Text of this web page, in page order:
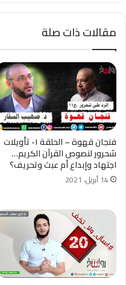
مقالات ذات صلة
فنجان قهوة – الحلقة ١- تأويلات
شحرور لنصوص ‫القرآن الكريم‬…
اجتهاد وإبداع أم عبث وتحريف؟
14 أبريل، 2021